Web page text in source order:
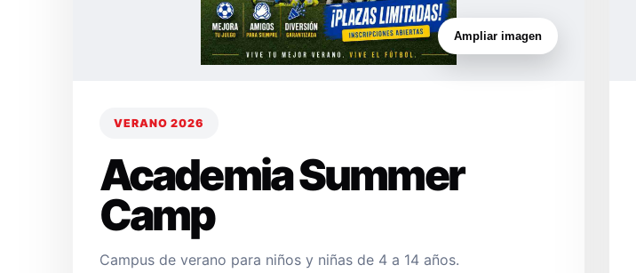
Ampliar imagen
VERANO 2026
Academia Summer
Camp
Campus de verano para niños y niñas de 4 a 14 años.